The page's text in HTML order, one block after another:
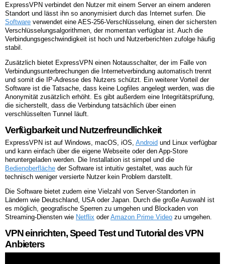
ExpressVPN verbindet den Nutzer mit einem Server an einem anderen
Standort und lässt ihn so anonymisiert durch das Internet surfen. Die
Software verwendet eine AES-256-Verschlüsselung, einen der sichersten
Verschlüsselungsalgorithmen, der momentan verfügbar ist. Auch die
Verbindungsgeschwindigkeit ist hoch und Nutzerberichten zufolge häufig
stabil.
Zusätzlich bietet ExpressVPN einen Notausschalter, der im Falle von
Verbindungsunterbrechungen die Internetverbindung automatisch trennt
und somit die IP-Adresse des Nutzers schützt. Ein weiterer Vorteil der
Software ist die Tatsache, dass keine Logfiles angelegt werden, was die
Anonymität zusätzlich erhöht. Es gibt außerdem eine Integritätsprüfung,
die sicherstellt, dass die Verbindung tatsächlich über einen
verschlüsselten Tunnel läuft.
Verfügbarkeit und Nutzerfreundlichkeit
ExpressVPN ist auf Windows, macOS, iOS, Android und Linux verfügbar
und kann einfach über die eigene Webseite oder den App-Store
heruntergeladen werden. Die Installation ist simpel und die
Bedienoberfläche der Software ist intuitiv gestaltet, was auch für
technisch weniger versierte Nutzer kein Problem darstellt.
Die Software bietet zudem eine Vielzahl von Server-Standorten in
Ländern wie Deutschland, USA oder Japan. Durch die große Auswahl ist
es möglich, geografische Sperren zu umgehen und Blockaden von
Streaming-Diensten wie Netflix oderAmazon Prime Video zu umgehen.
VPN einrichten, Speed Test und Tutorial des VPN
Anbieters